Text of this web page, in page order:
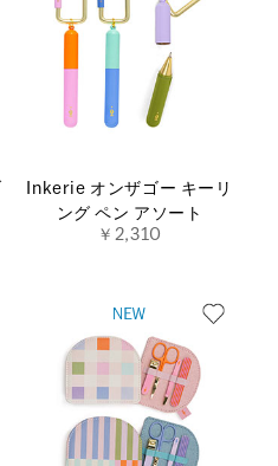
Inkerie オンザゴー キーリ
ング ペン アソート
￥2,310